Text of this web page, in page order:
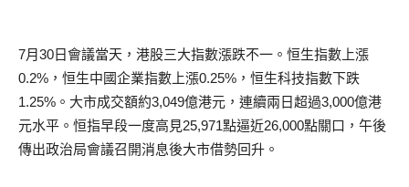
7月30日會議當天，港股三大指數漲跌不一。恒生指數上漲
0.2%，恒生中國企業指數上漲0.25%，恒生科技指數下跌
1.25%。大市成交額約3,049億港元，連續兩日超過3,000億港
元水平。恒指早段一度高見25,971點逼近26,000點關口，午後
傳出政治局會議召開消息後大市借勢回升。